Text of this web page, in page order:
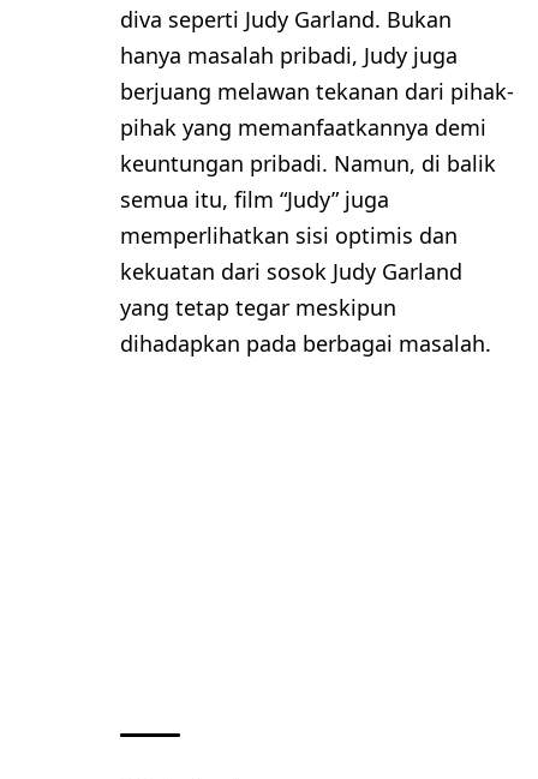
diva seperti Judy Garland. Bukan
hanya masalah pribadi, Judy juga
berjuang melawan tekanan dari pihak-
pihak yang memanfaatkannya demi
keuntungan pribadi. Namun, di balik
semua itu, film “Judy” juga
memperlihatkan sisi optimis dan
kekuatan dari sosok Judy Garland
yang tetap tegar meskipun
dihadapkan pada berbagai masalah.